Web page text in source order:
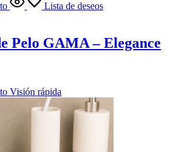
Lista de deseos
Pelo GAMA – Elegance
Visión rápida